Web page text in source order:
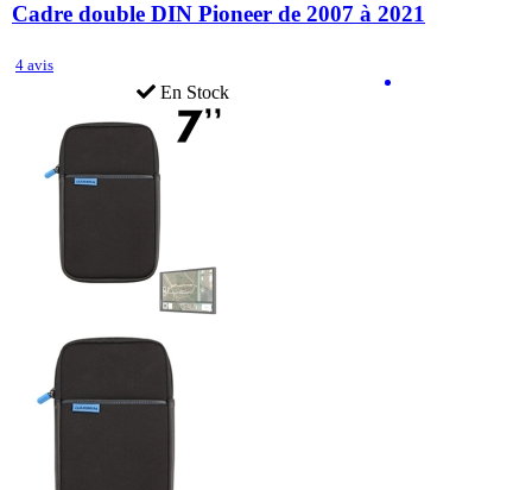
Cadre double DIN Pioneer de 2007 à 2021
4 avis
En Stock